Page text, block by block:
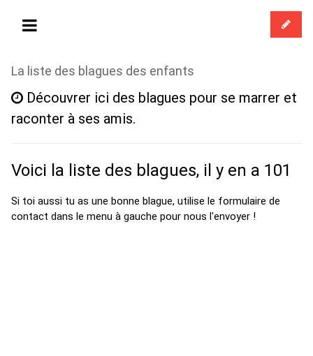
La liste des blagues des enfants
Découvrer ici des blagues pour se marrer et
raconter à ses amis.
Voici la liste des blagues, il y en a 101
Si toi aussi tu as une bonne blague, utilise le formulaire de
contact dans le menu à gauche pour nous l'envoyer !